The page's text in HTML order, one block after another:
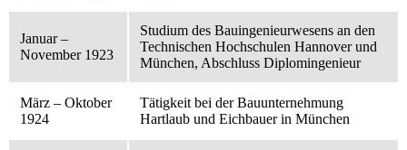
Januar –
November 1923
Studium des Bauingenieurwesens an den
Technischen Hochschulen Hannover und
München, Abschluss Diplomingenieur
März – Oktober
1924
Tätigkeit bei der Bauunternehmung
Hartlaub und Eichbauer in München